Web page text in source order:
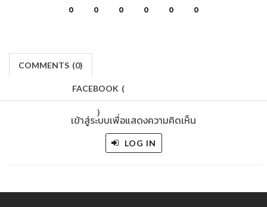
0 0 0 0 0 0
COMMENTS (0)
FACEBOOK (
)
เข้าสู่ระบบเพื่อแสดงความคิดเห็น
LOG IN